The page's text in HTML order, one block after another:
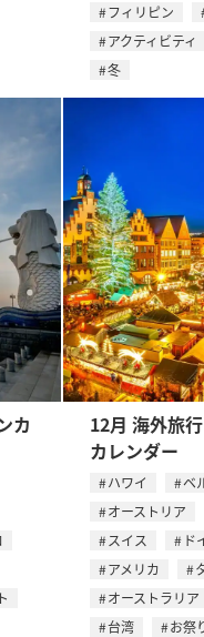
フィリピン
アクティビティ
冬
カ
12月 海外旅
カレンダー
ハワイ
ベ
オーストリア
スイス
ド
アメリカ
オーストラリア
台湾
お祭